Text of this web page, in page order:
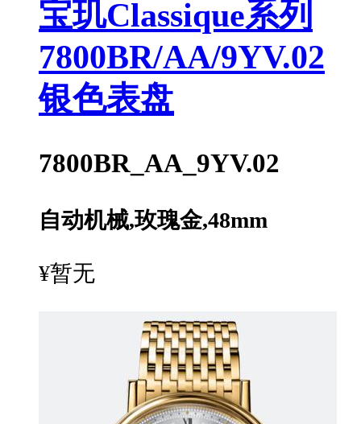
宝玑Classique系列
7800BR/AA/9YV.02
银色表盘
7800BR_AA_9YV.02
自动机械,玫瑰金,48mm
¥暂无